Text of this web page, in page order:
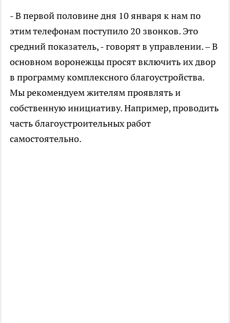
- В первой половине дня 10 января к нам по
этим телефонам поступило 20 звонков. Это
средний показатель, - говорят в управлении. – В
основном воронежцы просят включить их двор
в программу комплексного благоустройства.
Мы рекомендуем жителям проявлять и
собственную инициативу. Например, проводить
часть благоустроительных работ
самостоятельно.